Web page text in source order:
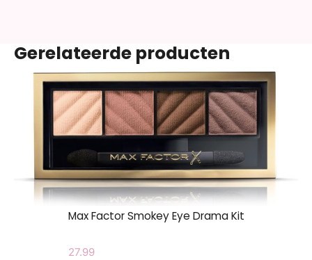
Gerelateerde producten
Max Factor Smokey Eye Drama Kit
27.99